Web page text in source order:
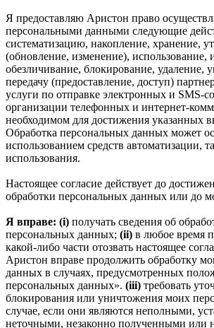
Я предоставляю Аристон право
персональными данными следующие
систематизацию, накопление, хранение,
(обновление, изменение), использование,
обезличивание, блокирование, удаление,
передачу (предоставление, доступ)
услуги по отправке электронных и
организации телефонных и
необходимом для достижения указанных
Обработка персональных данных может
использованием средств автоматизации,
использования.
Настоящее согласие действует до
обработки персональных данных или до
Я вправе: (i) получать сведения об
персональных данных; (ii) в любое время
какой-либо части отозвать настоящее
Аристон вправе продолжить обработку
данных в случаях, предусмотренных
персональных данных». (iii) требовать
блокирования или уничтожения моих
случае, если они являются неполными,
неточными, незаконно полученными или